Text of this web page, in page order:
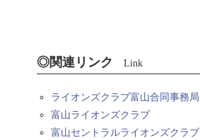
◎関連リンク Link
ライオンズクラブ富山合同事務局
富山ライオンズクラブ
富山セントラルライオンズクラブ